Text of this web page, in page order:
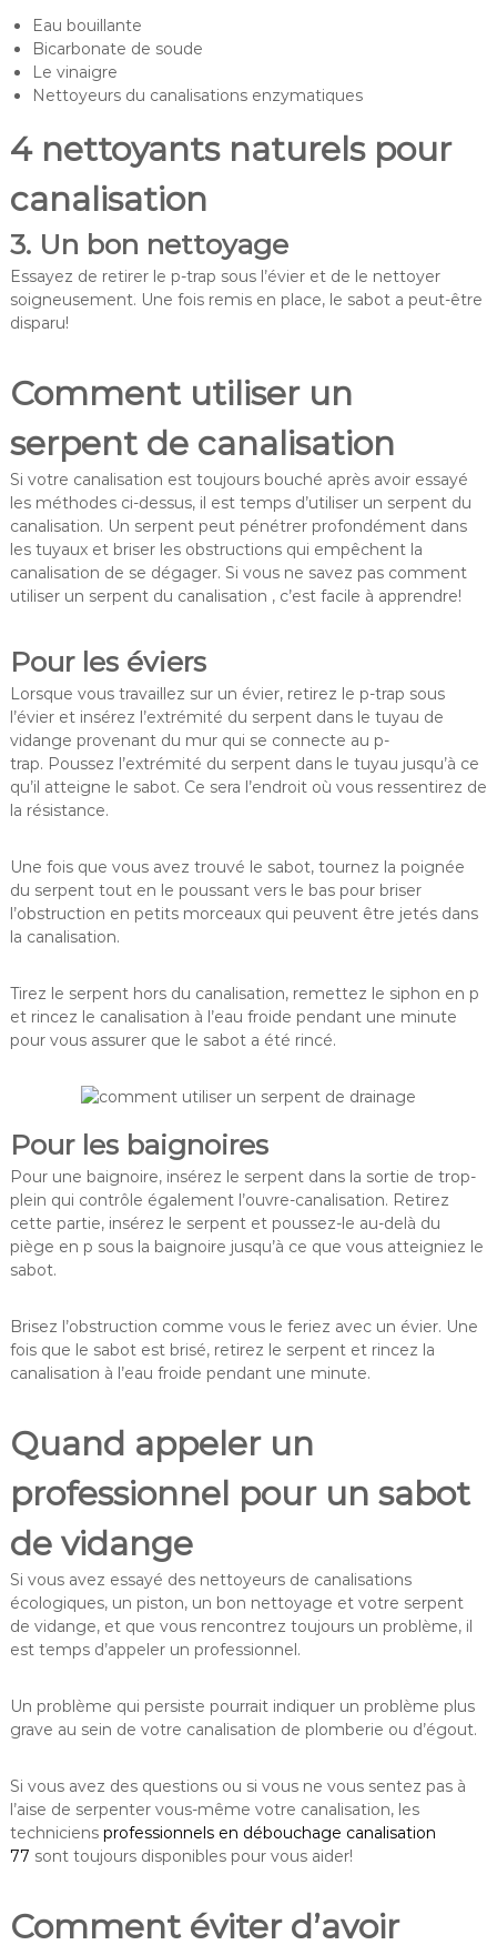
Eau bouillante
Bicarbonate de soude
Le vinaigre
Nettoyeurs du canalisations enzymatiques
4 nettoyants naturels pour
canalisation
3. Un bon nettoyage
Essayez de retirer le p-trap sous l’évier et de le nettoyer
soigneusement. Une fois remis en place, le sabot a peut-être
disparu!
Comment utiliser un
serpent de canalisation
Si votre canalisation est toujours bouché après avoir essayé
les méthodes ci-dessus, il est temps d’utiliser un serpent du
canalisation. Un serpent peut pénétrer profondément dans
les tuyaux et briser les obstructions qui empêchent la
canalisation de se dégager. Si vous ne savez pas comment
utiliser un serpent du canalisation , c’est facile à apprendre!
Pour les éviers
Lorsque vous travaillez sur un évier, retirez le p-trap sous
l’évier et insérez l’extrémité du serpent dans le tuyau de
vidange provenant du mur qui se connecte au p-
trap. Poussez l’extrémité du serpent dans le tuyau jusqu’à ce
qu’il atteigne le sabot. Ce sera l’endroit où vous ressentirez de
la résistance.
Une fois que vous avez trouvé le sabot, tournez la poignée
du serpent tout en le poussant vers le bas pour briser
l’obstruction en petits morceaux qui peuvent être jetés dans
la canalisation.
Tirez le serpent hors du canalisation, remettez le siphon en p
et rincez le canalisation à l’eau froide pendant une minute
pour vous assurer que le sabot a été rincé.
Pour les baignoires
Pour une baignoire, insérez le serpent dans la sortie de trop-
plein qui contrôle également l’ouvre-canalisation. Retirez
cette partie, insérez le serpent et poussez-le au-delà du
piège en p sous la baignoire jusqu’à ce que vous atteigniez le
sabot.
Brisez l’obstruction comme vous le feriez avec un évier. Une
fois que le sabot est brisé, retirez le serpent et rincez la
canalisation à l’eau froide pendant une minute.
Quand appeler un
professionnel pour un sabot
de vidange
Si vous avez essayé des nettoyeurs de canalisations
écologiques, un piston, un bon nettoyage et votre serpent
de vidange, et que vous rencontrez toujours un problème, il
est temps d’appeler un professionnel.
Un problème qui persiste pourrait indiquer un problème plus
grave au sein de votre canalisation de plomberie ou d’égout.
Si vous avez des questions ou si vous ne vous sentez pas à
l’aise de serpenter vous-même votre canalisation, les
techniciens professionnels en débouchage canalisation
77 sont toujours disponibles pour vous aider!
Comment éviter d’avoir